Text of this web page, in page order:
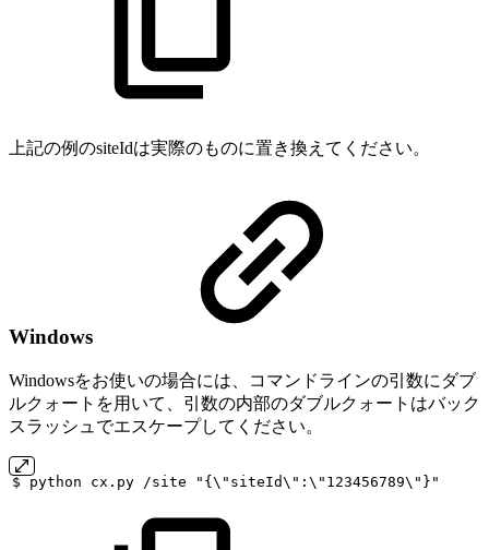
上記の例のsiteIdは実際のものに置き換えてください。
Windows
Windowsをお使いの場合には、コマンドラインの引数にダブ
ルクォートを用いて、引数の内部のダブルクォートはバック
スラッシュでエスケープしてください。
$ python cx.py /site "{\"siteId\":\"123456789\"}"